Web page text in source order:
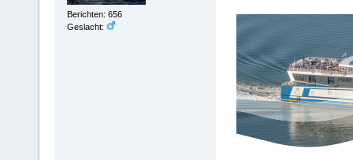
Berichten: 656
Geslacht: